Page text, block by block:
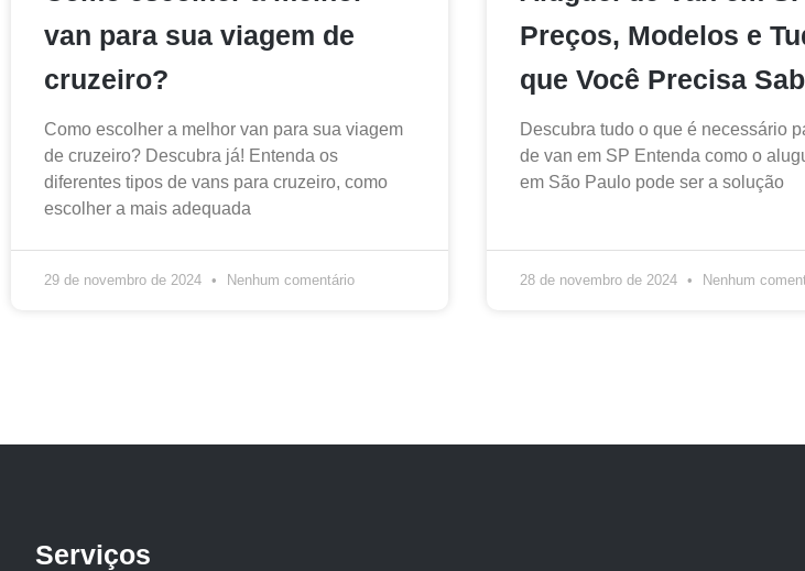
van para sua viagem de
cruzeiro?
Como escolher a melhor van para sua viagem
de cruzeiro? Descubra já! Entenda os
diferentes tipos de vans para cruzeiro, como
escolher a mais adequada
29 de novembro de 2024 Nenhum comentário
Preços, Modelos e
que Você Precisa
Descubra tudo o que é necessário
de van em SP Entenda como o
em São Paulo pode ser a solução
28 de novembro de 2024 Nenhum
Serviços